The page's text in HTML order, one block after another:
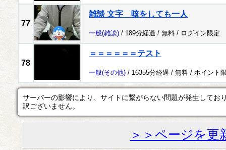
77
雑談 文字 咳をしても一人
一般(雑談) / 189分経過 / 無料 / ログイン限定
78
＝＝＝＝＝＝テスト
一般(その他) / 16355分経過 / 無料 / ポイント
サーバーの影響により、サイトに繋がらない問題が発生してお
訳ございません。
＞＞ページを更